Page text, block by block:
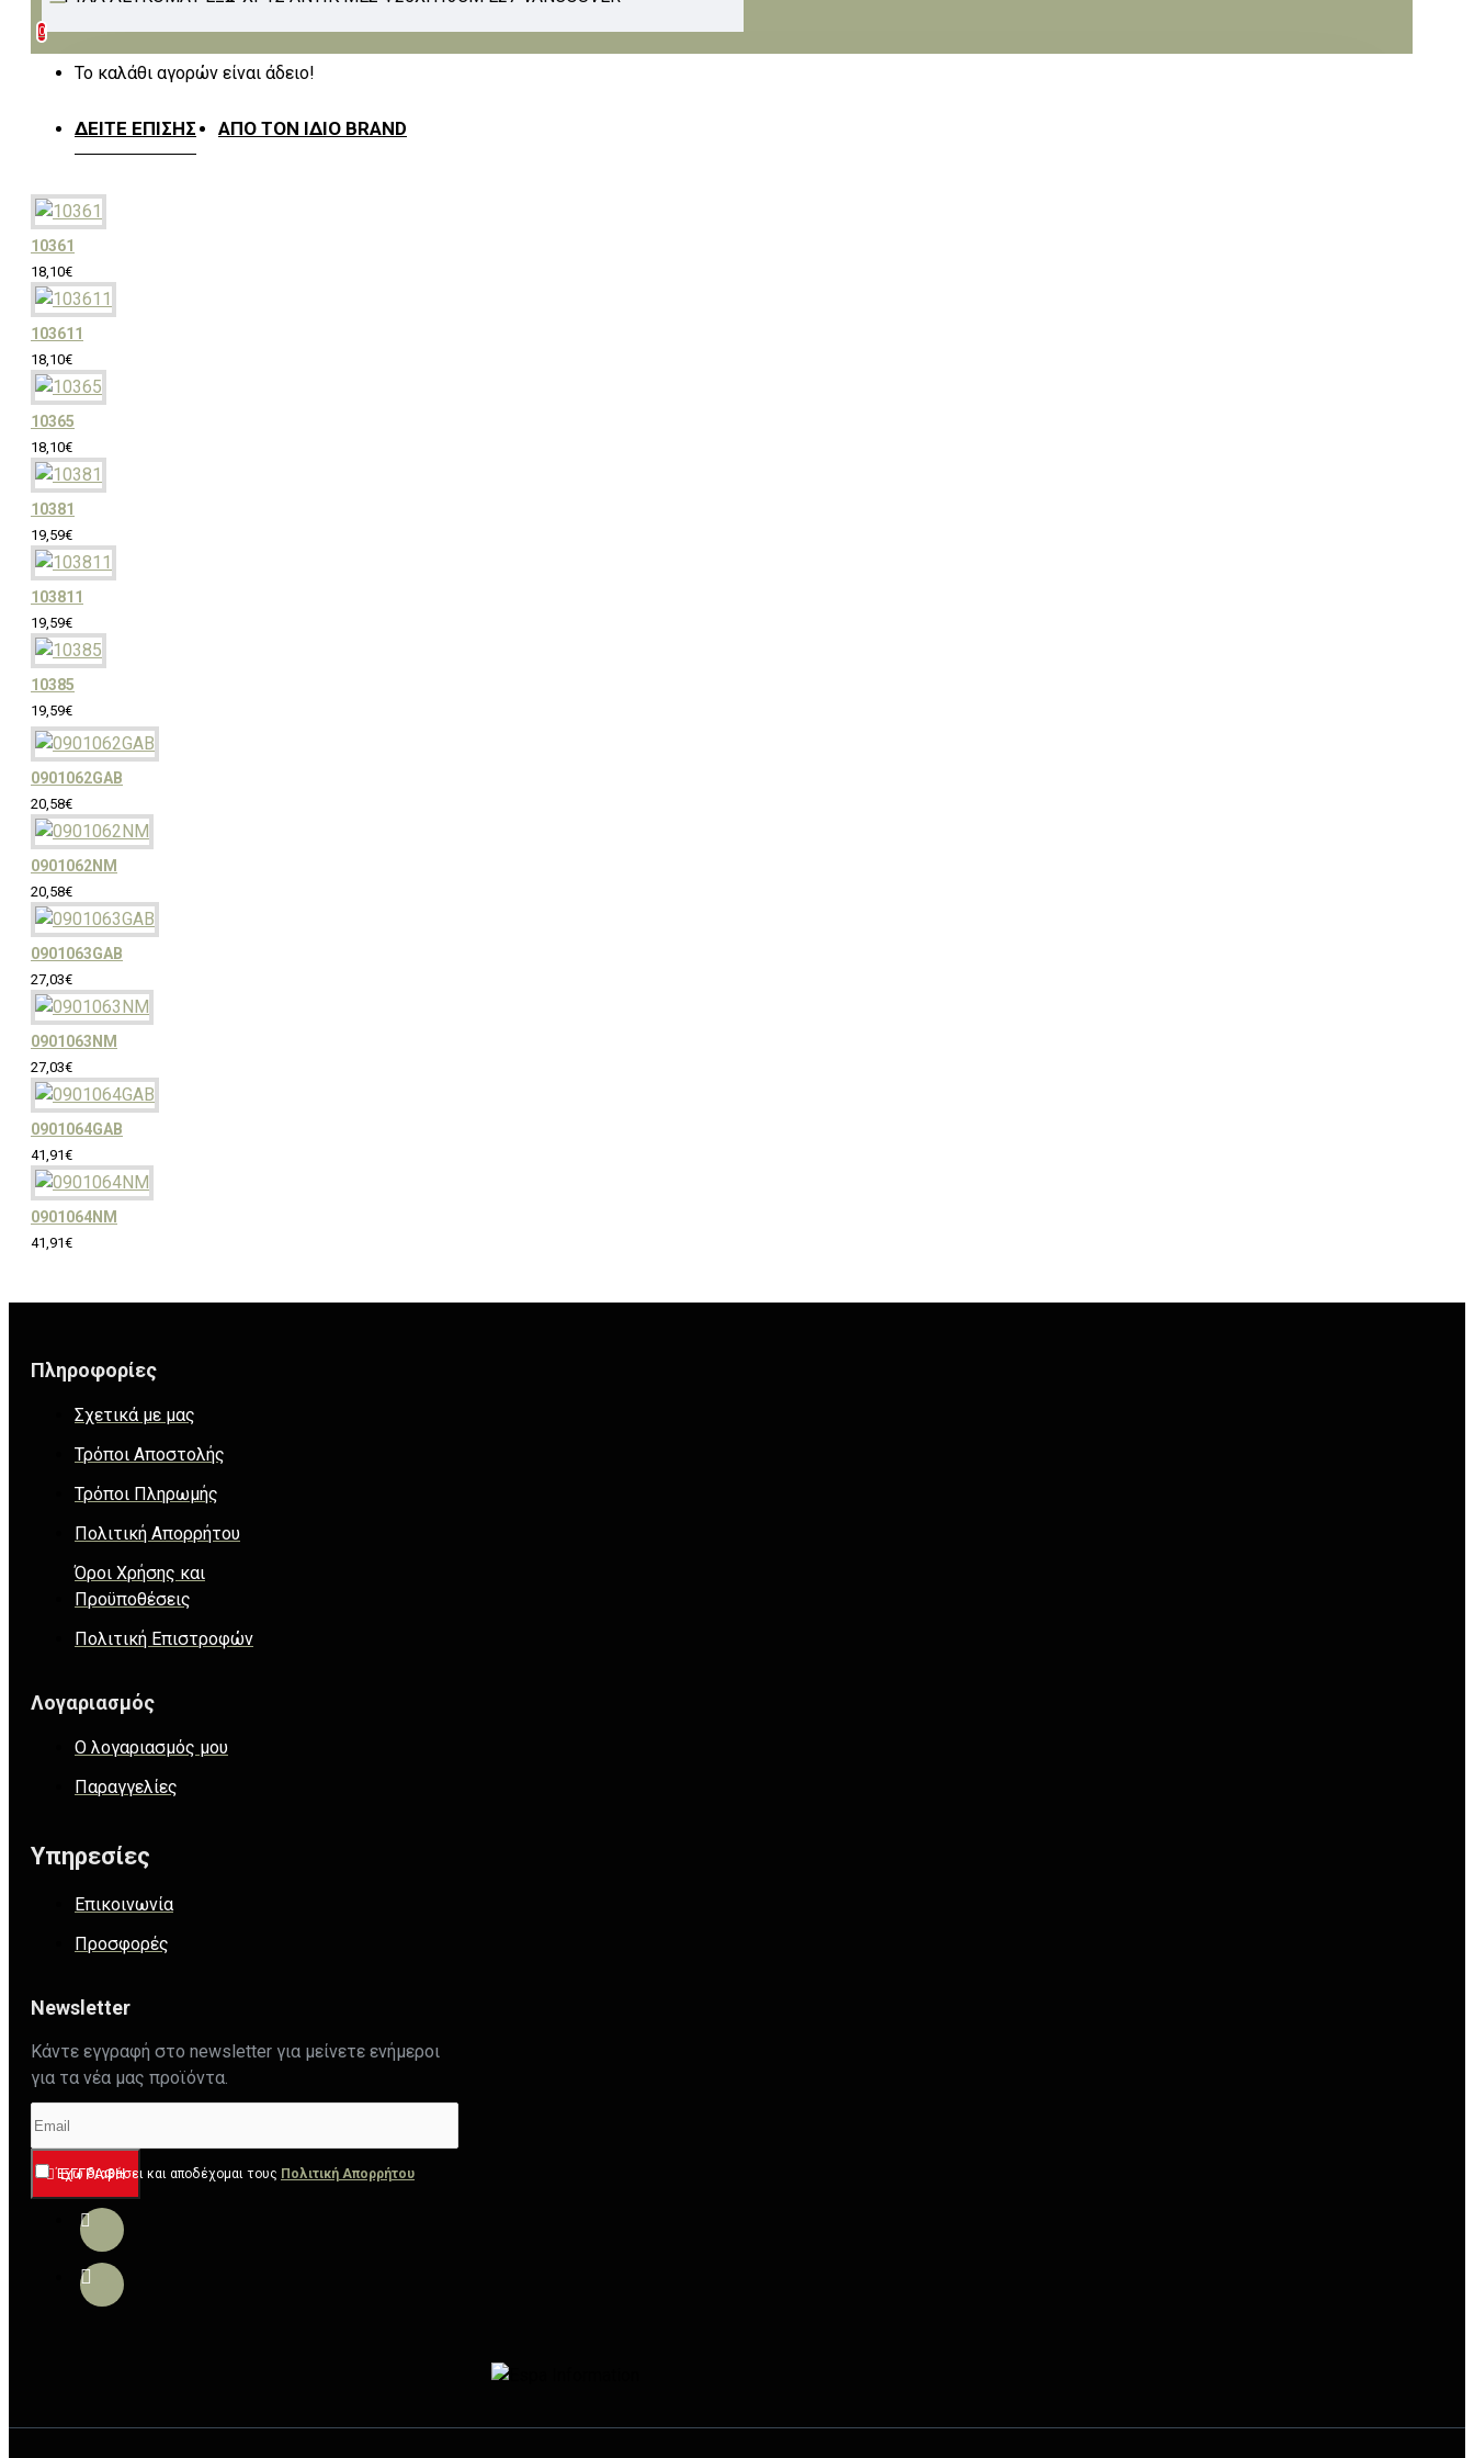
Πλακάκια & Είδη Υγιεινής
0
Το καλάθι αγορών είναι άδειο!
ΔΕΊΤΕ ΕΠΊΣΗΣ ΑΠΌ ΤΟΝ ΊΔΙΟ BRAND
10361
18,10€
103611
18,10€
10365
18,10€
10381
19,59€
103811
19,59€
10385
19,59€
0901062GAB
20,58€
0901062NM
20,58€
0901063GAB
27,03€
0901063NM
27,03€
0901064GAB
41,91€
0901064NM
41,91€
Πληροφορίες
Σχετικά με μας
Τρόποι Αποστολής
Τρόποι Πληρωμής
Πολιτική Απορρήτου
Όροι Χρήσης και
Προϋποθέσεις
Πολιτική Επιστροφών
Λογαριασμός
Ο λογαριασμός μου
Παραγγελίες
Υπηρεσίες
Επικοινωνία
Προσφορές
Newsletter
Κάντε εγγραφή στο newsletter για μείνετε ενήμεροι
για τα νέα μας προϊόντα.
ΕΓΓΡΑΦΉ
Έχω διαβάσει και αποδέχομαι τους Πολιτική Απορρήτου